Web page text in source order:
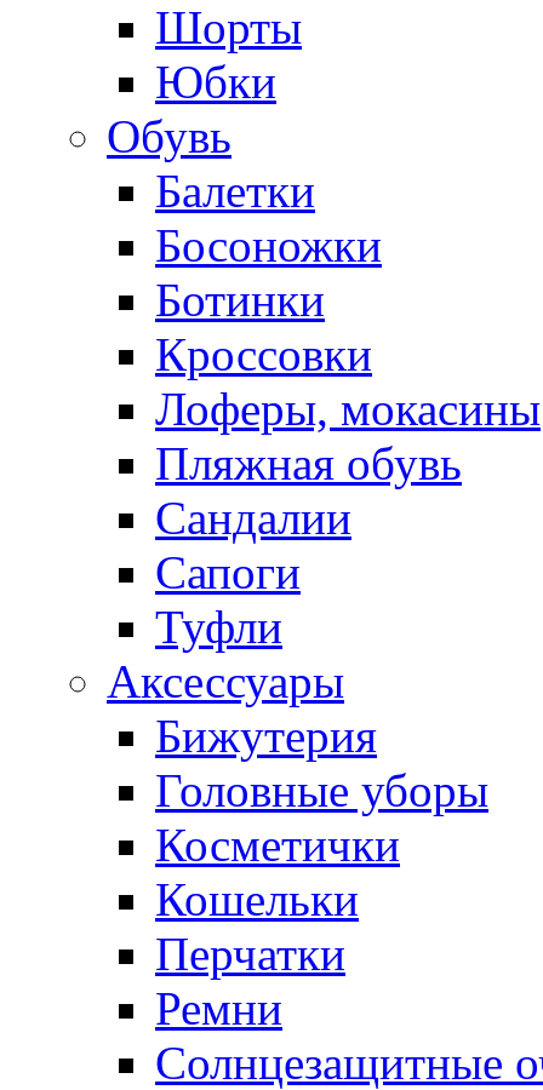
Шорты
Юбки
Обувь
Балетки
Босоножки
Ботинки
Кроссовки
Лоферы, мокасины
Пляжная обувь
Сандалии
Сапоги
Туфли
Аксессуары
Бижутерия
Головные уборы
Косметички
Кошельки
Перчатки
Ремни
Солнцезащитные